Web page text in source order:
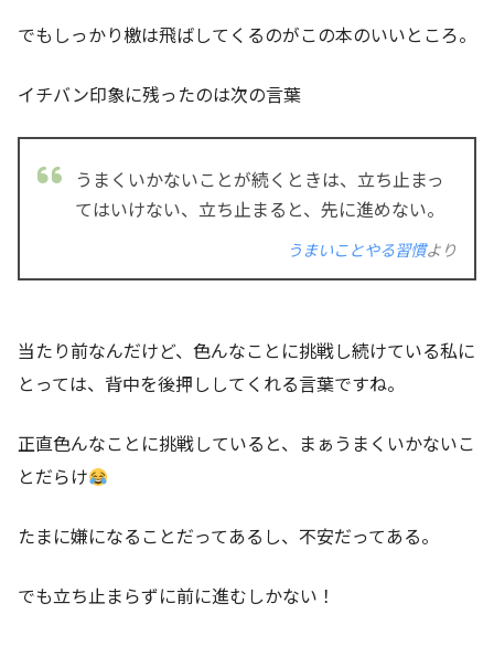
でもしっかり檄は飛ばしてくるのがこの本のいいところ。
イチバン印象に残ったのは次の言葉
うまくいかないことが続くときは、立ち止まっ
てはいけない、立ち止まると、先に進めない。
うまいことやる習慣より
当たり前なんだけど、色んなことに挑戦し続けている私に
とっては、背中を後押ししてくれる言葉ですね。
正直色んなことに挑戦していると、まぁうまくいかないこ
とだらけ
たまに嫌になることだってあるし、不安だってある。
でも立ち止まらずに前に進むしかない！